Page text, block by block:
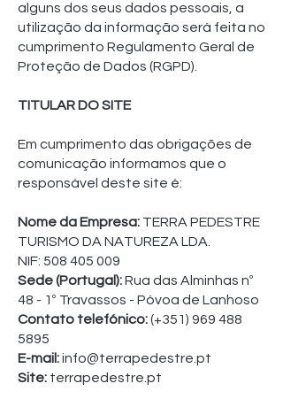
alguns dos seus dados pessoais, a
utilização da informação será feita no
cumprimento Regulamento Geral de
Proteção de Dados (RGPD).
TITULAR DO SITE
Em cumprimento das obrigações de
comunicação informamos que o
responsável deste site é:
Nome da Empresa: TERRA PEDESTRE
TURISMO DA NATUREZA LDA.
NIF: 508 405 009
Sede (Portugal):Rua das Alminhas nº
48 - 1º Travassos - Póvoa de Lanhoso
Contato telefónico:(+351) 969 488
5895
E-mail:info@terrapedestre.pt
Site: terrapedestre.pt